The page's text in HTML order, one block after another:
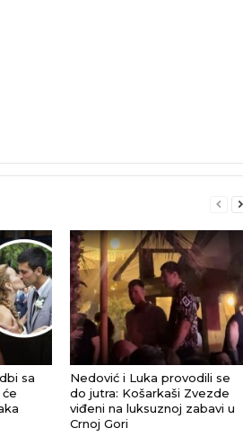
sa
Nedović i Luka provodili se
do jutra: Košarkaši Zvezde
viđeni na luksuznoj zabavi u
Crnoj Gori